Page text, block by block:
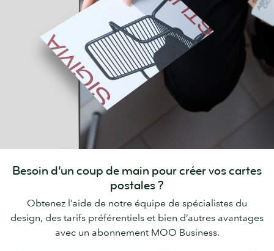
Besoin d’un coup de main pour créer vos cartes
postales ?
Obtenez l’aide de notre équipe de spécialistes du
design, des tarifs préférentiels et bien d’autres avantages
avec un abonnement MOO Business.